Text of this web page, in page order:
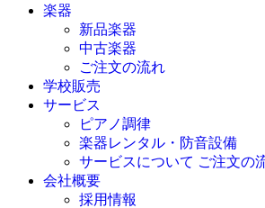
楽器
新品楽器
中古楽器
ご注文の流れ
学校販売
サービス
ピアノ調律
楽器レンタル・防音設備
サービスについて ご注文の
会社概要
採用情報